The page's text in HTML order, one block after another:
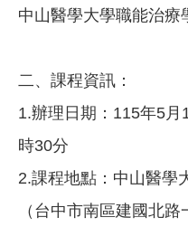
中山醫學大學職能治療
二、課程資訊：
1.辦理日期：115年5
時30分
2.課程地點：中山醫學
（台中市南區建國北路